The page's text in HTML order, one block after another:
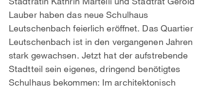
Lauber haben das neue Schulhaus
Leutschenbach feierlich eröffnet. Das Quartier
Leutschenbach ist in den vergangenen Jahren
stark gewachsen. Jetzt hat der aufstrebende
Stadtteil sein eigenes, dringend benötigtes
Schulhaus bekommen: Im architektonisch